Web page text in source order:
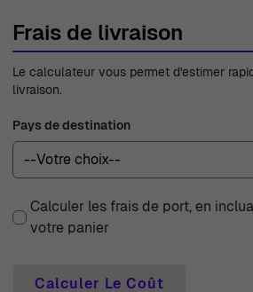
Frais de livraison
Le calculateur vous permet d'estimer
livraison.
Pays de destination
Calculer les frais de port, en
votre panier
Calculer Le Coût